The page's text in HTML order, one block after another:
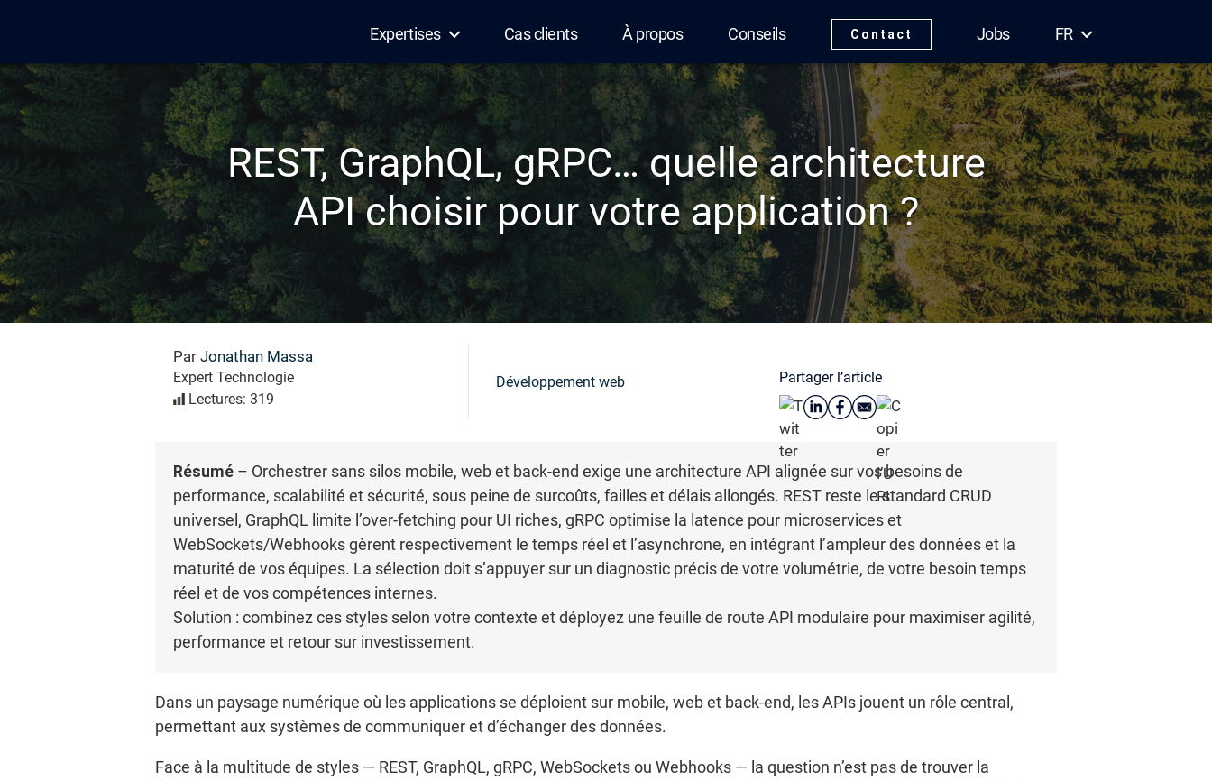
Expertises Cas clients À propos Conseils Contact Jobs FR
REST, GraphQL, gRPC… quelle architecture
API choisir pour votre application ?
Par Jonathan Massa
Expert Technologie
Lectures: 319
Développement web Partager l’article
Résumé – Orchestrer sans silos mobile, web et back-end exige une architecture API alignée sur vos besoins de
performance, scalabilité et sécurité, sous peine de surcoûts, failles et délais allongés. REST reste le standard CRUD
universel, GraphQL limite l’over-fetching pour UI riches, gRPC optimise la latence pour microservices et
WebSockets/Webhooks gèrent respectivement le temps réel et l’asynchrone, en intégrant l’ampleur des données et la
maturité de vos équipes. La sélection doit s’appuyer sur un diagnostic précis de votre volumétrie, de votre besoin temps
réel et de vos compétences internes.
Solution : combinez ces styles selon votre contexte et déployez une feuille de route API modulaire pour maximiser agilité,
performance et retour sur investissement.
Dans un paysage numérique où les applications se déploient sur mobile, web et back-end, les APIs jouent un rôle central,
permettant aux systèmes de communiquer et d’échanger des données.
Face à la multitude de styles — REST, GraphQL, gRPC, WebSockets ou Webhooks — la question n’est pas de trouver la